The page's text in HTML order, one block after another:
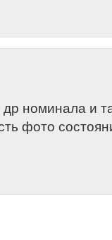
номинала и
фото